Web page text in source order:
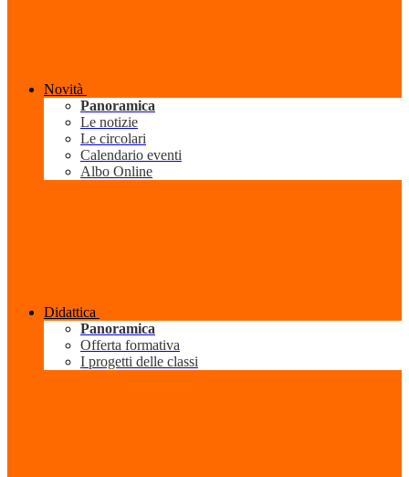
Novità
Panoramica
Le notizie
Le circolari
Calendario eventi
Albo Online
Didattica
Panoramica
Offerta formativa
I progetti delle classi